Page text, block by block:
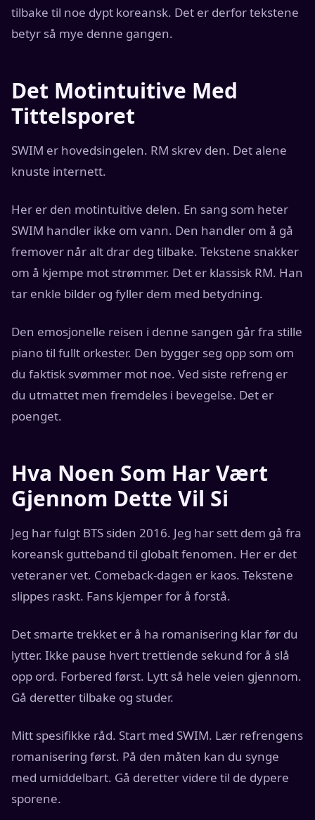
tilbake til noe dypt koreansk. Det er derfor tekstene
betyr så mye denne gangen.
Det Motintuitive Med
Tittelsporet
SWIM er hovedsingelen. RM skrev den. Det alene
knuste internett.
Her er den motintuitive delen. En sang som heter
SWIM handler ikke om vann. Den handler om å gå
fremover når alt drar deg tilbake. Tekstene snakker
om å kjempe mot strømmer. Det er klassisk RM. Han
tar enkle bilder og fyller dem med betydning.
Den emosjonelle reisen i denne sangen går fra stille
piano til fullt orkester. Den bygger seg opp som om
du faktisk svømmer mot noe. Ved siste refreng er
du utmattet men fremdeles i bevegelse. Det er
poenget.
Hva Noen Som Har Vært
Gjennom Dette Vil Si
Jeg har fulgt BTS siden 2016. Jeg har sett dem gå fra
koreansk gutteband til globalt fenomen. Her er det
veteraner vet. Comeback-dagen er kaos. Tekstene
slippes raskt. Fans kjemper for å forstå.
Det smarte trekket er å ha romanisering klar før du
lytter. Ikke pause hvert trettiende sekund for å slå
opp ord. Forbered først. Lytt så hele veien gjennom.
Gå deretter tilbake og studer.
Mitt spesifikke råd. Start med SWIM. Lær refrengens
romanisering først. På den måten kan du synge
med umiddelbart. Gå deretter videre til de dypere
sporene.